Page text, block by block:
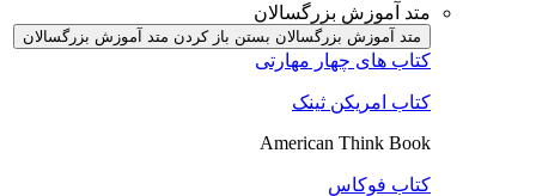
متد آموزش بزرگسالان
متد آموزش بزرگسالان بستن باز کردن متد آموزش بزرگسالان
کتاب های چهار مهارتی
کتاب امریکن ثینک
American Think Book
کتاب فوکاس